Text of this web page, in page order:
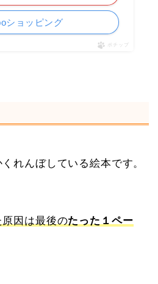
ショッピング
ポチップ
れんぼしている絵本です。
因は最後のたった１ペー